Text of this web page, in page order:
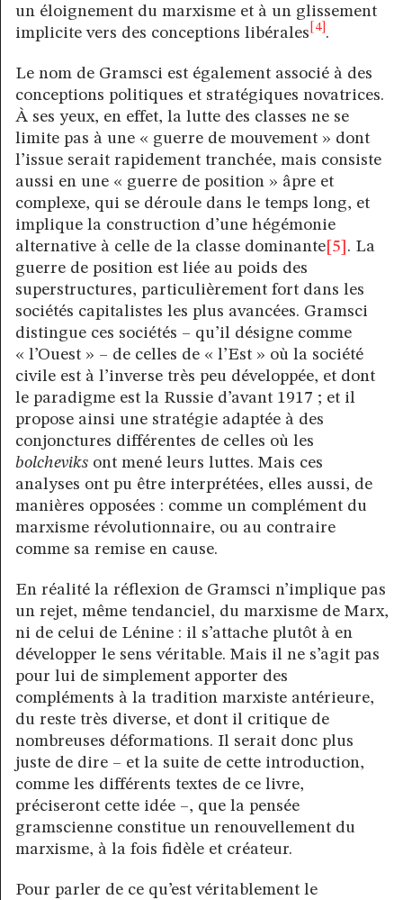
un éloignement du marxisme et à un glissement
implicite vers des conceptions libérales [4] .
Le nom de Gramsci est également associé à des
conceptions politiques et stratégiques novatrices.
À ses yeux, en effet, la lutte des classes ne se
limite pas à une « guerre de mouvement » dont
l’issue serait rapidement tranchée, mais consiste
aussi en une « guerre de position » âpre et
complexe, qui se déroule dans le temps long, et
implique la construction d’une hégémonie
alternative à celle de la classe dominante[5] . La
guerre de position est liée au poids des
superstructures, particulièrement fort dans les
sociétés capitalistes les plus avancées. Gramsci
distingue ces sociétés – qu’il désigne comme
« l’Ouest » – de celles de « l’Est » où la société
civile est à l’inverse très peu développée, et dont
le paradigme est la Russie d’avant 1917 ; et il
propose ainsi une stratégie adaptée à des
conjonctures différentes de celles où les
bolcheviks ont mené leurs luttes. Mais ces
analyses ont pu être interprétées, elles aussi, de
manières opposées : comme un complément du
marxisme révolutionnaire, ou au contraire
comme sa remise en cause.
En réalité la réflexion de Gramsci n’implique pas
un rejet, même tendanciel, du marxisme de Marx,
ni de celui de Lénine : il s’attache plutôt à en
développer le sens véritable. Mais il ne s’agit pas
pour lui de simplement apporter des
compléments à la tradition marxiste antérieure,
du reste très diverse, et dont il critique de
nombreuses déformations. Il serait donc plus
juste de dire – et la suite de cette introduction,
comme les différents textes de ce livre,
préciseront cette idée –, que la pensée
gramscienne constitue un renouvellement du
marxisme, à la fois fidèle et créateur.
Pour parler de ce qu’est véritablement le